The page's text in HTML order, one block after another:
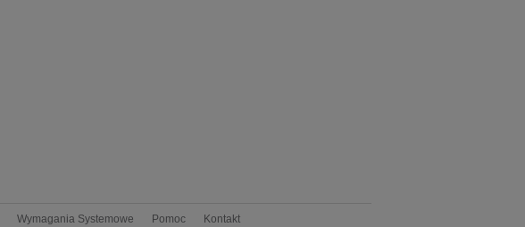
Wymagania Systemowe Pomoc Kontakt